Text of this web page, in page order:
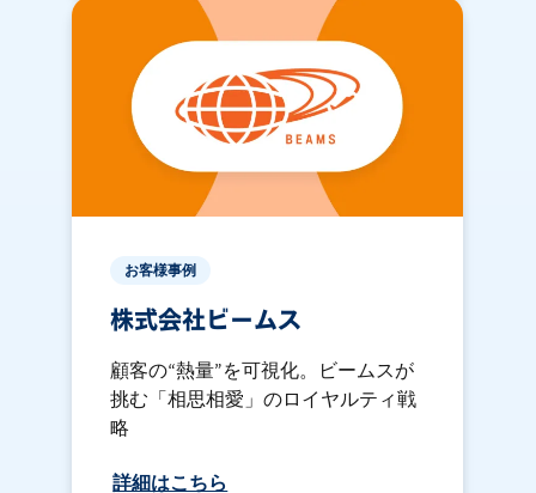
お客様事例
株式会社ビームス
顧客の“熱量”を可視化。ビームスが
挑む「相思相愛」のロイヤルティ戦
略
詳細はこちら